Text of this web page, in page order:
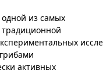
из самых
активных